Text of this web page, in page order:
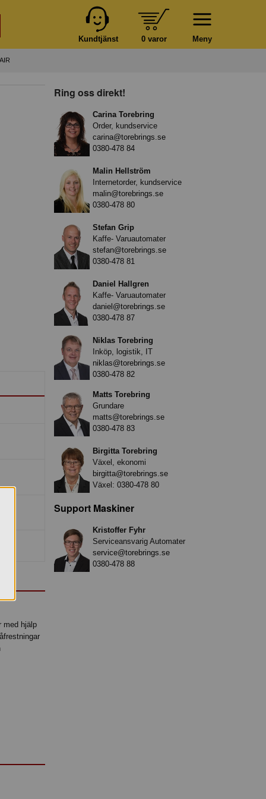
Meny
0 varor
Kundtjänst
med hjälp
Ring oss direkt!
Carina Torebring
Order, kundservice
carina@torebrings.se
0380-478 84
Malin Hellström
Internetorder, kundservice
malin@torebrings.se
0380-478 80
Stefan Grip
Kaffe- Varuautomater
stefan@torebrings.se
0380-478 81
Daniel Hallgren
Kaffe- Varuautomater
daniel@torebrings.se
0380-478 87
Niklas Torebring
Inköp, logistik, IT
niklas@torebrings.se
0380-478 82
Matts Torebring
Grundare
matts@torebrings.se
0380-478 83
Birgitta Torebring
Växel, ekonomi
birgitta@torebrings.se
Växel: 0380-478 80
Support Maskiner
Kristoffer Fyhr
Serviceansvarig Automater
service@torebrings.se
0380-478 88